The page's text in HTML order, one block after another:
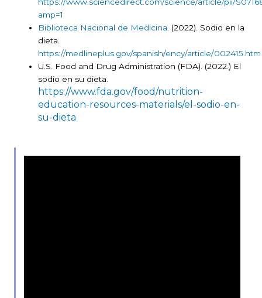
amp=1
Biblioteca Nacional de Medicina . (2022). Sodio en la
dieta.
https://medlineplus.gov/spanish/ency/article/002415.htm
U.S. Food and Drug Administration (FDA). (2022.) El
sodio en su dieta.
https://www.fda.gov/food/nutrition-
education-resources-materials/el-sodio-en-
su-dieta